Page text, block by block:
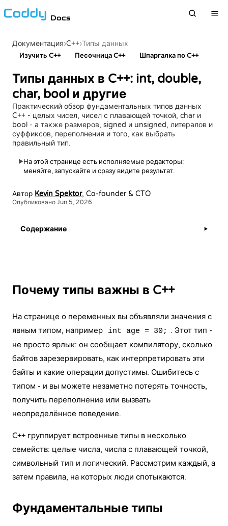
Docs
Документация›C++›Типы данных
Изучить C++ Песочница C++ Шпаргалка по C++
Типы данных в C++: int, double,
char, bool и другие
Практический обзор фундаментальных типов данных
C++ - целых чисел, чисел с плавающей точкой, char и
bool - а также размеров, signed и unsigned, литералов и
суффиксов, переполнения и того, как выбрать
правильный тип.
▶На этой странице есть исполняемые редакторы:
меняйте, запускайте и сразу видите результат.
Автор Kevin Spektor, Co-founder & CTO
Опубликовано Jun 5, 2026
Почему типы важны в C++
На странице о переменных вы объявляли значения с
явным типом, например
int age = 30; . Этот тип -
не просто ярлык: он сообщает компилятору, сколько
байтов зарезервировать, как интерпретировать эти
байты и какие операции допустимы. Ошибитесь с
типом - и вы можете незаметно потерять точность,
получить переполнение или вызвать
неопределённое поведение.
C++ группирует встроенные типы в несколько
семейств: целые числа, числа с плавающей точкой,
символьный тип и логический. Рассмотрим каждый, а
затем правила, на которых люди спотыкаются.
Фундаментальные типы
Содержание ▶